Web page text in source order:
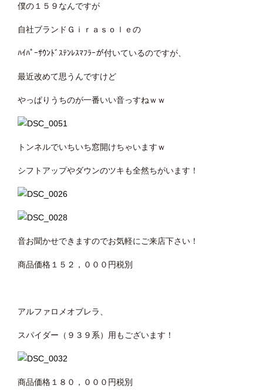
僕の１５９なんですが
自社ブランドＧｉｒａｓｏｌｅの
ﾊｲﾊﾟｰｻｳﾝﾄﾞｽﾃﾝﾚｽﾏﾌﾗｰが付いているのですが、
最近改めて思うんですけど
やっぱりうちのが一番いい音っすねｗｗ
トンネルでいちいち窓開けちゃいますｗ
シフトアップやダウンのツキも全然ちがいます！
音お聞かせできますのでお気軽にご来店下さい！
商品価格１５２，０００円税別
アルファロメオブレラ、
スパイダー（９３９系）用もございます！
商品価格１８０，０００円税別